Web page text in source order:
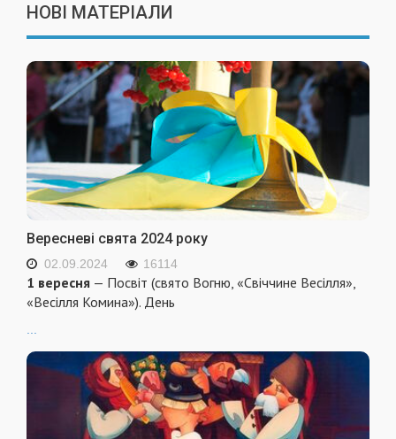
НОВІ МАТЕРІАЛИ
Вересневі свята 2024 року
02.09.2024 16114
1 вересня — Посвіт (свято Вогню, «Свіччине Весілля»,
«Весілля Комина»). День